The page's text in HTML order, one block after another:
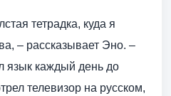
тетрадка, куда я
– рассказывает Эно. –
язык каждый день до
телевизор на русском,